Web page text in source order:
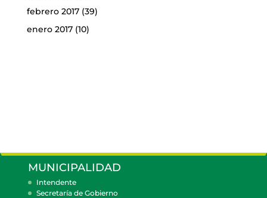
febrero 2017(39)
enero 2017(10)
MUNICIPALIDAD
Intendente
Secretaría de Gobierno